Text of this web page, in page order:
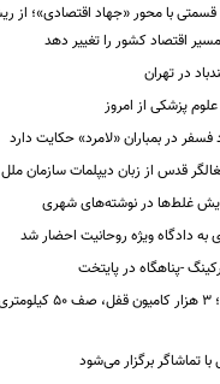
آغاز یک سلسله‌کلیپ ۱۰ قسمتی با محور «جهاد
اقتصاد کشور را تغییر دهد
در تهران
پزشکی از امروز
در بمباران «لامرد» حکایت دارد
قدس از زبان دیپلمات سازمان ملل
غلط‌ها در نوشته‌های شهری
به دادگاه ویژه روحانیت احضار شد
-پناهگاه در پایتخت
تماشاگر برگزار می‌شود